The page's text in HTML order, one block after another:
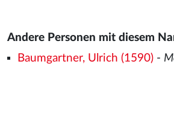
Andere Personen mit diesem
Baumgartner, Ulrich (1590)-